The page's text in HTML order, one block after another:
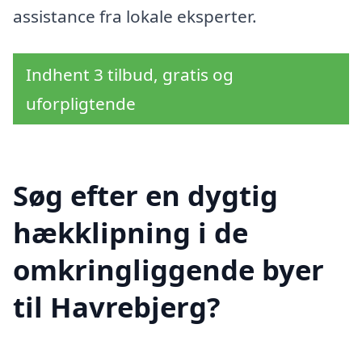
assistance fra lokale eksperter.
Indhent 3 tilbud, gratis og
uforpligtende
Søg efter en dygtig
hækklipning i de
omkringliggende byer
til Havrebjerg?